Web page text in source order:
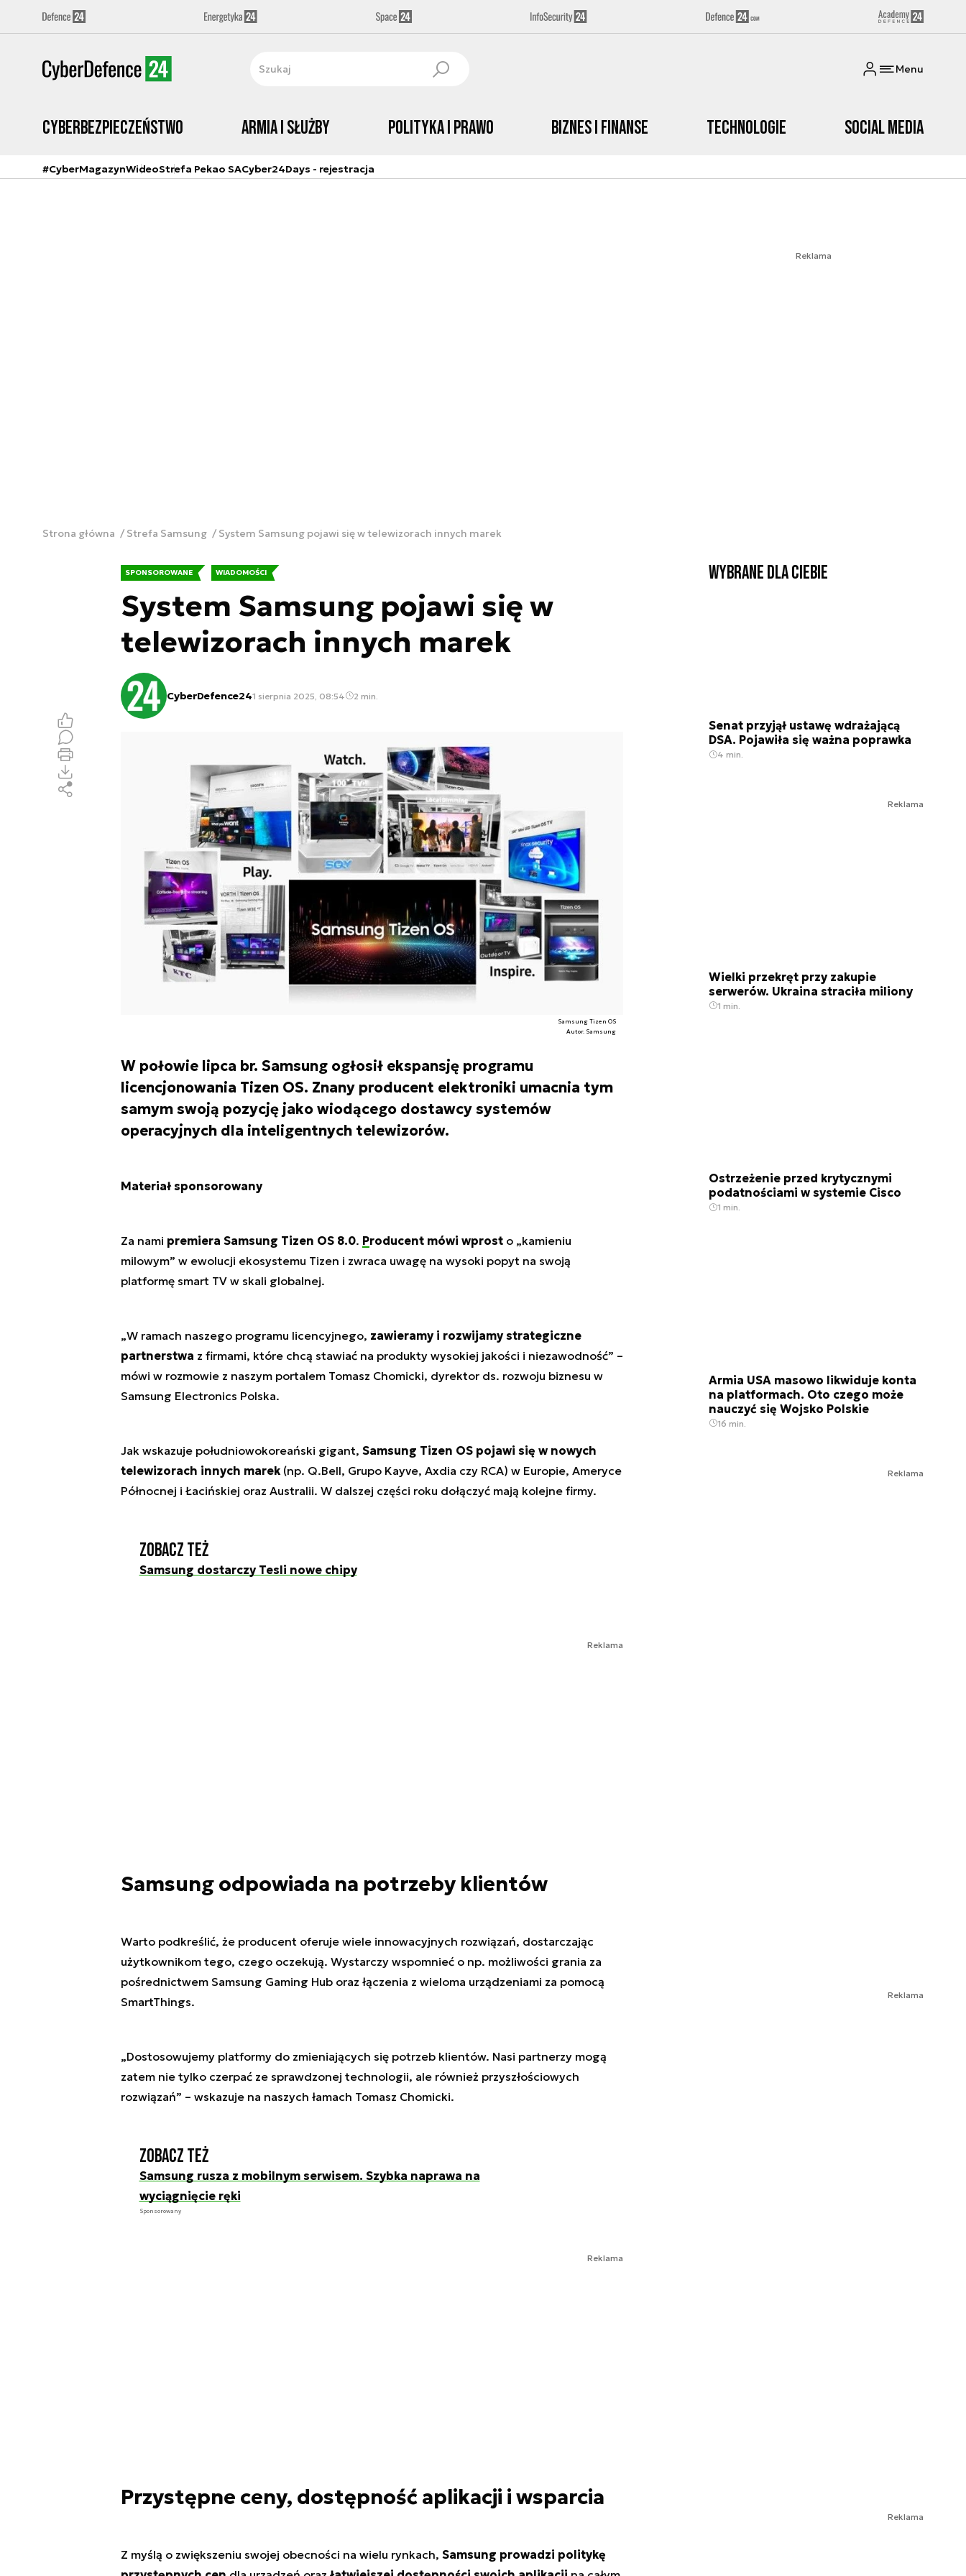
Menu
Cyberbezpieczeństwo Armia i Służby Polityka i prawo Biznes i Finanse Technologie Social media
#CyberMagazynWideoStrefa Pekao SACyber24Days - rejestracja
Reklama
Strona główna Strefa Samsung System Samsung pojawi się w telewizorach innych marek
SPONSOROWANE WIADOMOŚCI
System Samsung pojawi się w
telewizorach innych marek
CyberDefence241 sierpnia 2025, 08:54 2 min.
Samsung Tizen OS
Autor. Samsung
W połowie lipca br. Samsung ogłosił ekspansję programu
licencjonowania Tizen OS. Znany producent elektroniki umacnia tym
samym swoją pozycję jako wiodącego dostawcy systemów
operacyjnych dla inteligentnych telewizorów.
Materiał sponsorowany
Za nami premiera Samsung Tizen OS 8.0. Producent mówi wprosto „kamieniu
milowym” w ewolucji ekosystemu Tizen i zwraca uwagę na wysoki popyt na swoją
platformę smart TV w skali globalnej.
„W ramach naszego programu licencyjnego, zawieramy i rozwijamy strategiczne
partnerstwa z firmami, które chcą stawiać na produkty wysokiej jakości i niezawodność” –
mówi w rozmowie z naszym portalem Tomasz Chomicki, dyrektor ds. rozwoju biznesu w
Samsung Electronics Polska.
Jak wskazuje południowokoreański gigant, Samsung Tizen OS pojawi się w nowych
telewizorach innych marek(np. Q.Bell, Grupo Kayve, Axdia czy RCA) w Europie, Ameryce
Północnej i Łacińskiej oraz Australii. W dalszej części roku dołączyć mają kolejne firmy.
Zobacz też
Samsung dostarczy Tesli nowe chipy
Reklama
Samsung odpowiada na potrzeby klientów
Warto podkreślić, że producent oferuje wiele innowacyjnych rozwiązań, dostarczając
użytkownikom tego, czego oczekują. Wystarczy wspomnieć o np. możliwości grania za
pośrednictwem Samsung Gaming Hub oraz łączenia z wieloma urządzeniami za pomocą
SmartThings.
„Dostosowujemy platformy do zmieniających się potrzeb klientów. Nasi partnerzy mogą
zatem nie tylko czerpać ze sprawdzonej technologii, ale również przyszłościowych
rozwiązań” – wskazuje na naszych łamach Tomasz Chomicki.
Zobacz też
Samsung rusza z mobilnym serwisem. Szybka naprawa na
wyciągnięcie ręki
Sponsorowany
Reklama
Przystępne ceny, dostępność aplikacji i wsparcia
Z myślą o zwiększeniu swojej obecności na wielu rynkach, Samsung prowadzi politykę
Wybrane dla Ciebie
Senat przyjął ustawę wdrażającą
DSA. Pojawiła się ważna poprawka
4 min.
Reklama
Wielki przekręt przy zakupie
serwerów. Ukraina straciła miliony
1 min.
Ostrzeżenie przed krytycznymi
podatnościami w systemie Cisco
1 min.
Armia USA masowo likwiduje konta
na platformach. Oto czego może
nauczyć się Wojsko Polskie
16 min.
Reklama
Reklama
Reklama